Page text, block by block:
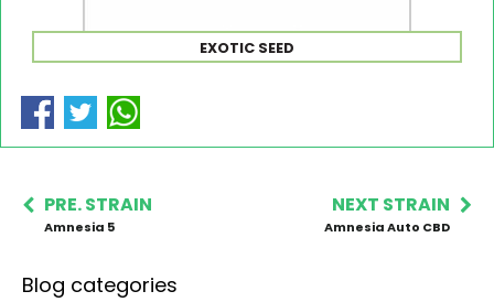
EXOTIC SEED
PRE. STRAIN
Amnesia 5
NEXT STRAIN
Amnesia Auto CBD
Blog categories